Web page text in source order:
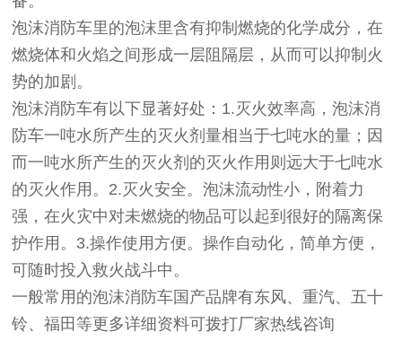
泡沫消防车里的泡沫里含有抑制燃烧的化学成分，在
燃烧体和火焰之间形成一层阻隔层，从而可以抑制火
势的加剧。
泡沫消防车有以下显著好处：1.灭火效率高，泡沫消
防车一吨水所产生的灭火剂量相当于七吨水的量；因
而一吨水所产生的灭火剂的灭火作用则远大于七吨水
的灭火作用。2.灭火安全。泡沫流动性小，附着力
强，在火灾中对未燃烧的物品可以起到很好的隔离保
护作用。3.操作使用方便。操作自动化，简单方便，
可随时投入救火战斗中。
一般常用的泡沫消防车国产品牌有东风、重汽、五十
铃、福田等更多详细资料可拨打厂家热线咨询